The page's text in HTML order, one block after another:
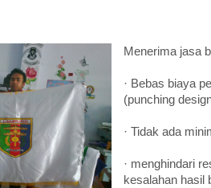
Menerima jasa
· Bebas biaya
(punching
· Tidak ada
· menghindari
kesalahan hasil